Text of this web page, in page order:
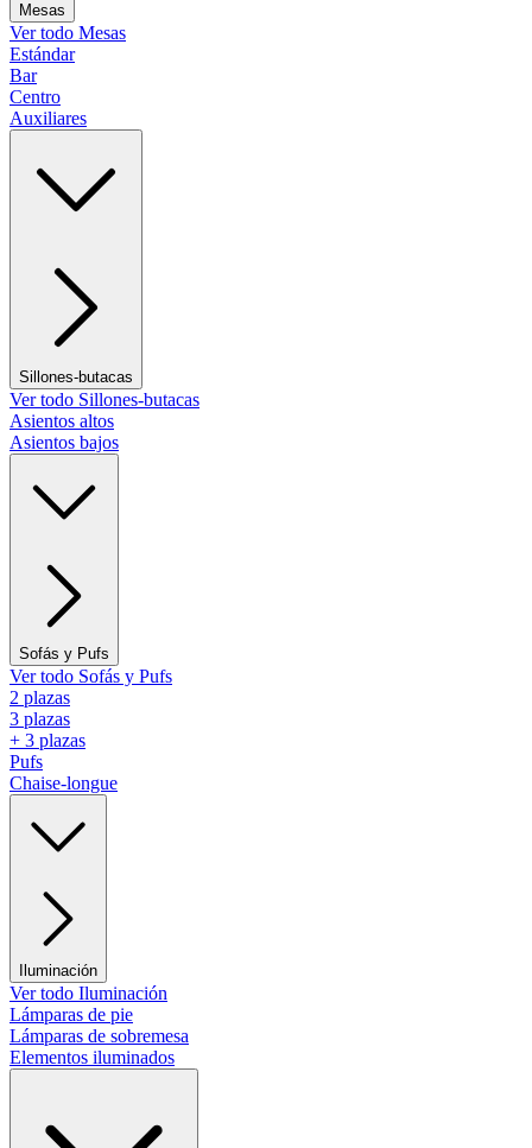
Mesas
Ver todo Mesas
Estándar
Bar
Centro
Auxiliares
Sillones-butacas
Ver todo Sillones-butacas
Asientos altos
Asientos bajos
Sofás y Pufs
Ver todo Sofás y Pufs
2 plazas
3 plazas
+ 3 plazas
Pufs
Chaise-longue
Iluminación
Ver todo Iluminación
Lámparas de pie
Lámparas de sobremesa
Elementos iluminados